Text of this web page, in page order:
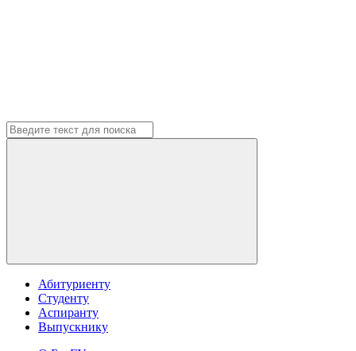
Абитуриенту
Студенту
Аспиранту
Выпускнику